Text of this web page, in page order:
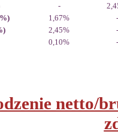
-
1,67%
-
2,45%
-
0,10% -
netto/